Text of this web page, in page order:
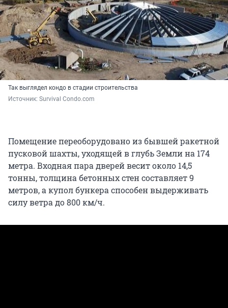
Так выглядел кондо в стадии строительства
Источник: Survival Condo.сom
Помещение переоборудовано из бывшей ракетной
пусковой шахты, уходящей в глубь Земли на 174
метра. Входная пара дверей весит около 14,5
тонны, толщина бетонных стен составляет 9
метров, а купол бункера способен выдерживать
силу ветра до 800 км/ч.